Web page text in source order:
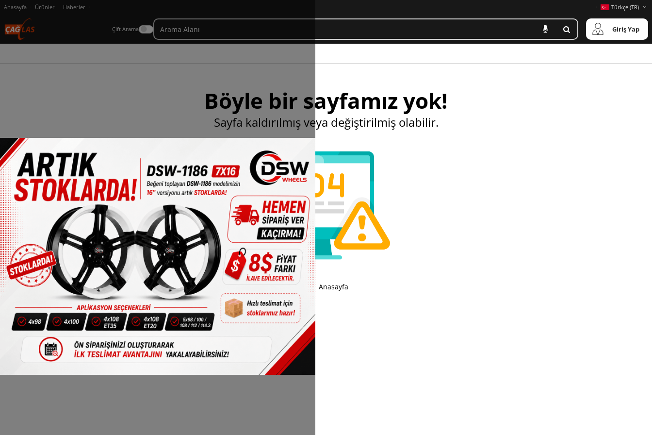
Anasayfa Ürünler Haberler Türkçe (TR)
Çift Arama Giriş Yap
Böyle bir sayfamız yok!
Sayfa kaldırılmış veya değiştirilmiş olabilir.
Anasayfa
×